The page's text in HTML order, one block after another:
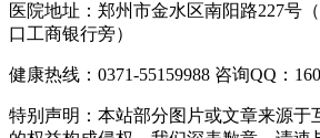
医院地址：郑州市金水区南阳路227号
口工商银行旁）
健康热线：0371-55159988 咨询QQ：
特别声明：本站部分图片或文章来源于